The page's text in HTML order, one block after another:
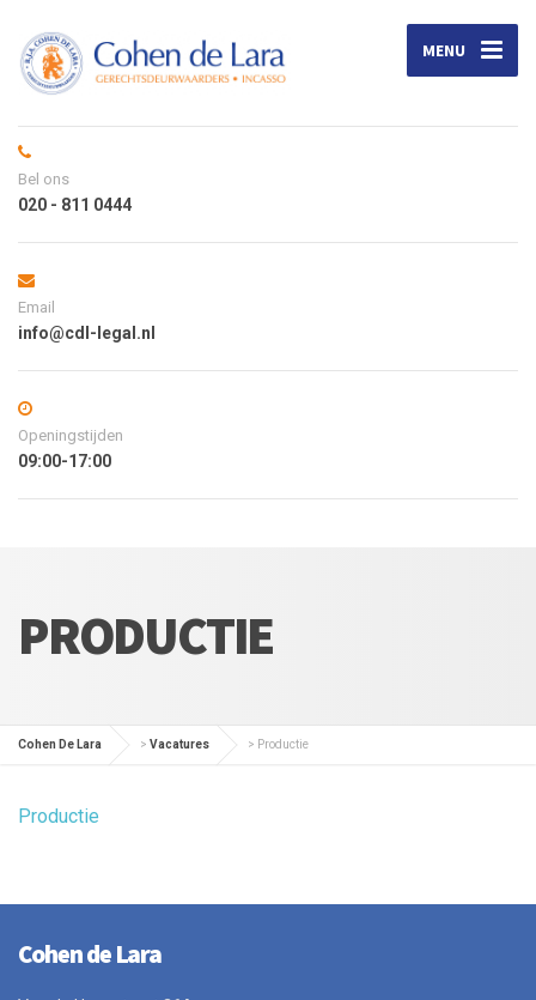
MENU
Bel ons
020 - 811 0444
Email
info@cdl-legal.nl
Openingstijden
09:00-17:00
PRODUCTIE
Cohen De Lara > Vacatures > Productie
Productie
Cohen de Lara